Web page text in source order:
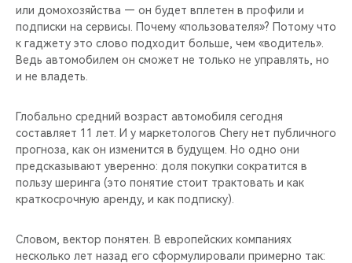
или домохозяйства — он будет вплетен в профили и
подписки на сервисы. Почему «пользователя»? Потому что
к гаджету это слово подходит больше, чем «водитель».
Ведь автомобилем он сможет не только не управлять, но
и не владеть.
Глобально средний возраст автомобиля сегодня
составляет 11 лет. И у маркетологов Chery нет публичного
прогноза, как он изменится в будущем. Но одно они
предсказывают уверенно: доля покупки сократится в
пользу шеринга (это понятие стоит трактовать и как
краткосрочную аренду, и как подписку).
Словом, вектор понятен. В европейских компаниях
несколько лет назад его сформулировали примерно так: